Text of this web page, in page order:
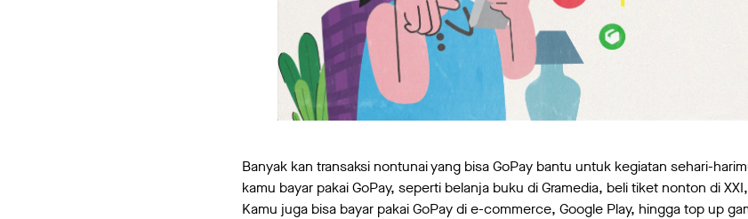
Banyak kan transaksi nontunai yang bisa GoPay bantu untuk kegiatan sehari-
kamu bayar pakai GoPay, seperti belanja buku di Gramedia, beli tiket nonton di
Kamu juga bisa bayar pakai GoPay di e-commerce, Google Play, hingga top up